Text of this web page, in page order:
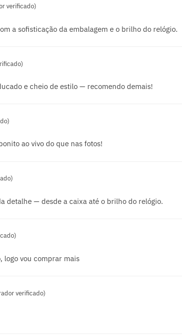
verificado)
a sofisticação da embalagem e o brilho do relógio.
e cheio de estilo — recomendo demais!
ao vivo do que nas fotos!
detalhe — desde a caixa até o brilho do relógio.
logo vou comprar mais
verificado)